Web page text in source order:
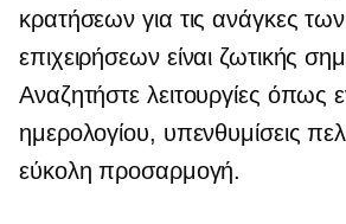
κρατήσεων για τις ανάγκες
επιχειρήσεων είναι ζωτικής
Αναζητήστε λειτουργίες
ημερολογίου, υπενθυμίσεις
εύκολη προσαρμογή.